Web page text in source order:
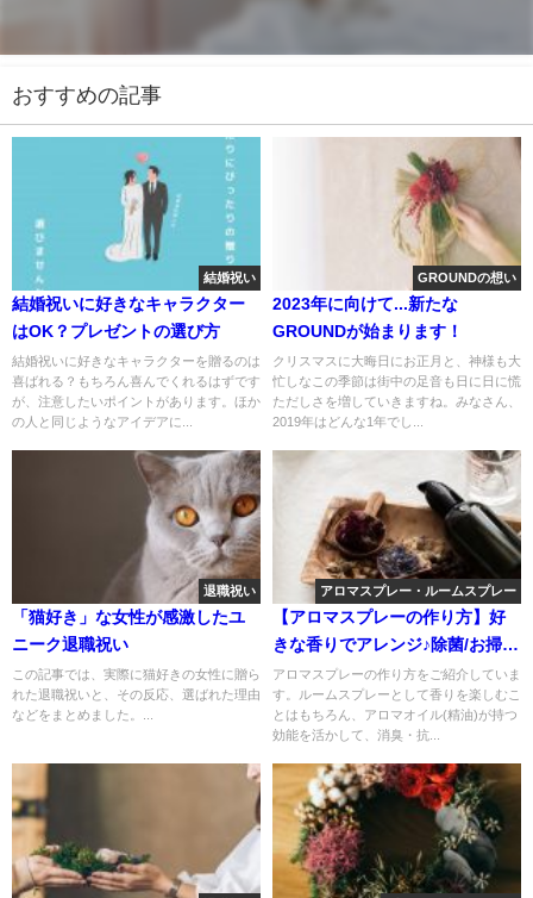
おすすめの記事
結婚祝い
結婚祝いに好きなキャラクター
はOK？プレゼントの選び方
結婚祝いに好きなキャラクターを贈るのは
喜ばれる？もちろん喜んでくれるはずです
が、注意したいポイントがあります。ほか
の人と同じようなアイデアに...
GROUNDの想い
2023年に向けて...新たな
GROUNDが始まります！
クリスマスに大晦日にお正月と、神様も大
忙しなこの季節は街中の足音も日に日に慌
ただしさを増していきますね。みなさん、
2019年はどんな1年でし...
退職祝い
「猫好き」な女性が感激したユ
ニーク退職祝い
この記事では、実際に猫好きの女性に贈ら
れた退職祝いと、その反応、選ばれた理由
などをまとめました。...
アロマスプレー・ルームスプレー
【アロマスプレーの作り方】好
きな香りでアレンジ♪除菌/お掃
除/虫除けetc
アロマスプレーの作り方をご紹介していま
す。ルームスプレーとして香りを楽しむこ
とはもちろん、アロマオイル(精油)が持つ
効能を活かして、消臭・抗...